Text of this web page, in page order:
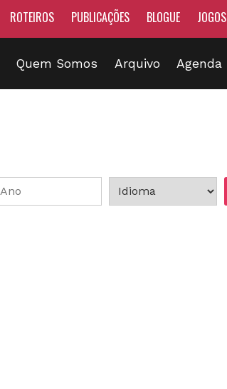
ROTEIROS PUBLICAÇÕES BLOGUE JOGOS
Quem Somos Arquivo Agenda